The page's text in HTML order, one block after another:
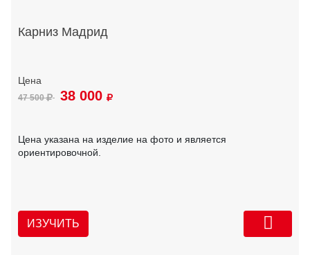
Карниз Мадрид
47 500 38 000
Цена указана на изделие на фото и является
ориентировочной.
ИЗУЧИТЬ